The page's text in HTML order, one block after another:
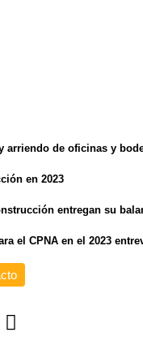
arriendo de oficinas y
en 2023
entregan su
el CPNA en el 2023